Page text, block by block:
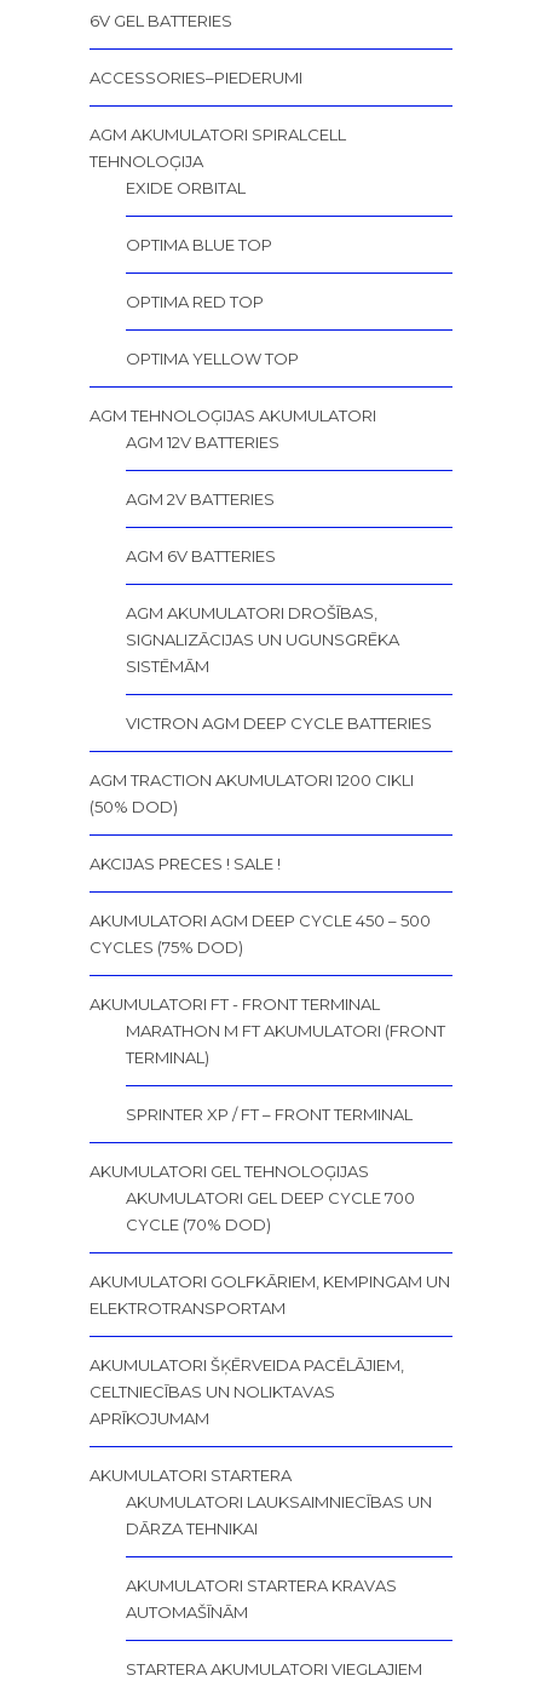
6V GEL BATTERIES
ACCESSORIES–PIEDERUMI
AGM AKUMULATORI SPIRALCELL
TEHNOLOĢIJA
EXIDE ORBITAL
OPTIMA BLUE TOP
OPTIMA RED TOP
OPTIMA YELLOW TOP
AGM TEHNOLOĢIJAS AKUMULATORI
AGM 12V BATTERIES
AGM 2V BATTERIES
AGM 6V BATTERIES
AGM AKUMULATORI DROŠĪBAS,
SIGNALIZĀCIJAS UN UGUNSGRĒKA
SISTĒMĀM
VICTRON AGM DEEP CYCLE BATTERIES
AGM TRACTION AKUMULATORI 1200 CIKLI
(50% DOD)
AKCIJAS PRECES ! SALE !
AKUMULATORI AGM DEEP CYCLE 450 – 500
CYCLES (75% DOD)
AKUMULATORI FT - FRONT TERMINAL
MARATHON M FT AKUMULATORI (FRONT
TERMINAL)
SPRINTER XP / FT – FRONT TERMINAL
AKUMULATORI GEL TEHNOLOĢIJAS
AKUMULATORI GEL DEEP CYCLE 700
CYCLE (70% DOD)
AKUMULATORI GOLFKĀRIEM, KEMPINGAM UN
ELEKTROTRANSPORTAM
AKUMULATORI ŠĶĒRVEIDA PACĒLĀJIEM,
CELTNIECĪBAS UN NOLIKTAVAS
APRĪKOJUMAM
AKUMULATORI STARTERA
AKUMULATORI LAUKSAIMNIECĪBAS UN
DĀRZA TEHNIKAI
AKUMULATORI STARTERA KRAVAS
AUTOMAŠĪNĀM
STARTERA AKUMULATORI VIEGLAJIEM